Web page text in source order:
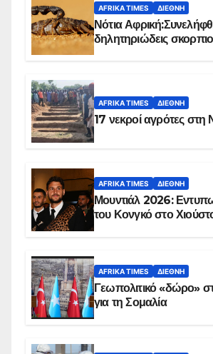
AFRIKA TIMES ΔΙΕΘΝΉ
Νότια
δηλητηριώδεις
AFRIKA TIMES ΔΙΕΘΝΉ
17 νεκροί αγρότες στη
AFRIKA TIMES ΔΙΕΘΝΉ
Μουντιάλ 2026:
του Κονγκό στο
AFRIKA TIMES ΔΙΕΘΝΉ
Γεωπολιτικό «δώρο»
για τη Σομαλία